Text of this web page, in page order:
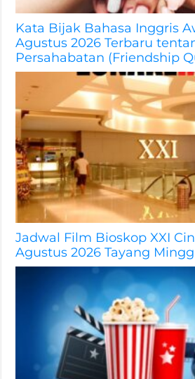
Kata Bijak Bahasa Inggris
Agustus 2026 Terbaru
Persahabatan (Friendship
Jadwal Film Bioskop XXI
Agustus 2026 Tayang